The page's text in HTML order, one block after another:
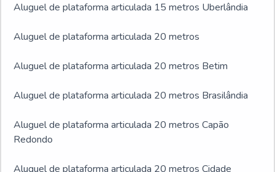
Aluguel de plataforma articulada 15 metros Uberlândia
Aluguel de plataforma articulada 20 metros
Aluguel de plataforma articulada 20 metros Betim
Aluguel de plataforma articulada 20 metros Brasilândia
Aluguel de plataforma articulada 20 metros Capão
Redondo
Aluguel de plataforma articulada 20 metros Cidade